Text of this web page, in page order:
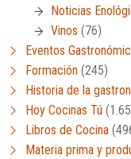
Noticias
Vinos (76)
Eventos
Formación (245)
Historia de la
Hoy Cocinas Tú
Libros de Cocina
Materia prima y